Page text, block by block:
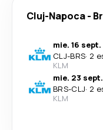
Cluj-Napoca-
mie. 16 sept.
CLJ-BRS· 2
KLM
mie. 23 sept.
BRS-CLJ· 2
KLM